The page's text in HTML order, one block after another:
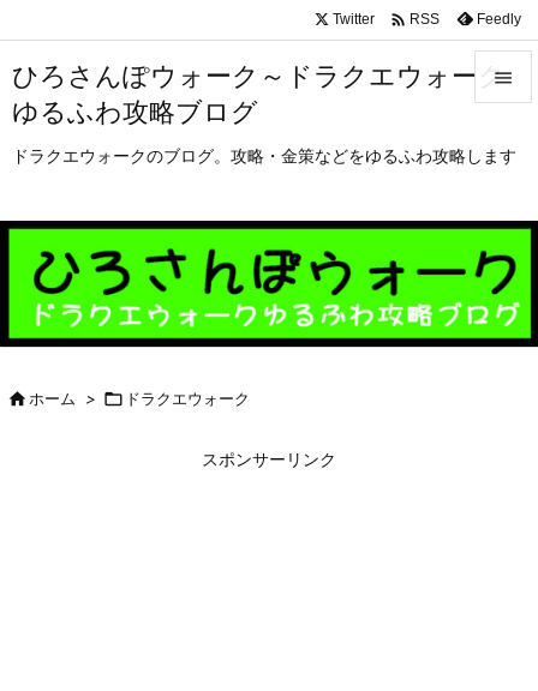
ひろさんぽウォーク～ドラクエウォーク
ゆるふわ攻略ブログ
ドラクエウォークのブログ。攻略・金策などをゆるふわ攻略します

メニュ

前へ

次へ
Twitter  RSS Feedly
ホーム >  ドラクエウォーク
スポンサーリンク